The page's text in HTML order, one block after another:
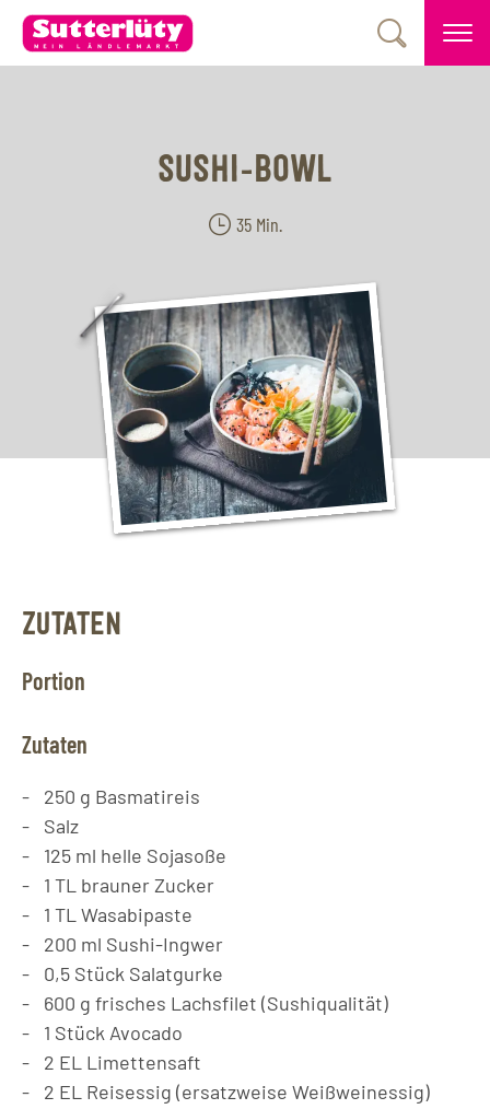
SUSHI-BOWL
35 Min.
ZUTATEN
Portion
Zutaten
250 g Basmatireis
Salz
125 ml helle Sojasoße
1 TL brauner Zucker
1 TL Wasabipaste
200 ml Sushi-Ingwer
0,5 Stück Salatgurke
600 g frisches Lachsfilet (Sushiqualität)
1 Stück Avocado
2 EL Limettensaft
2 EL Reisessig (ersatzweise Weißweinessig)